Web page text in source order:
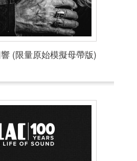
(限量原始模擬母帶版)